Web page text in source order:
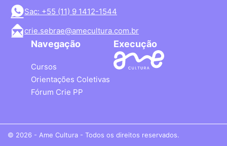
Sac: +55 (11) 9 1412-1544
crie.sebrae@amecultura.com.br
Navegação
Cursos
Orientações Coletivas
Fórum Crie PP
Execução
© 2026 - Ame Cultura - Todos os direitos reservados.